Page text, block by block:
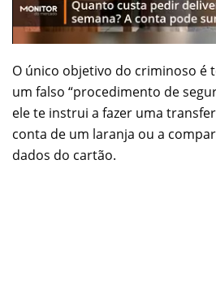
O único objetivo do criminoso é
um falso “procedimento de
ele te instrui a fazer uma
conta de um laranja ou a
dados do cartão.